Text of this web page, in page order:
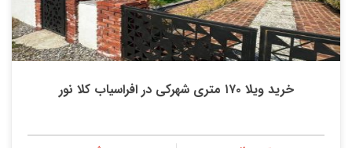
خرید ویلا ۱۷۰ متری شهرکی در افراسیاب کلا نور